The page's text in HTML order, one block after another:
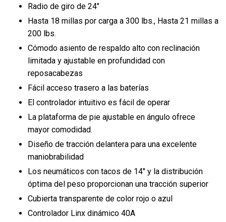
Radio de giro de 24"
Hasta 18 millas por carga a 300 lbs., Hasta 21 millas a
200 lbs.
Cómodo asiento de respaldo alto con reclinación
limitada y ajustable en profundidad con
reposacabezas
Fácil acceso trasero a las baterías
El controlador intuitivo es fácil de operar
La plataforma de pie ajustable en ángulo ofrece
mayor comodidad.
Diseño de tracción delantera para una excelente
maniobrabilidad
Los neumáticos con tacos de 14" y la distribución
óptima del peso proporcionan una tracción superior
Cubierta transparente de color rojo o azul
Controlador Linx dinámico 40A